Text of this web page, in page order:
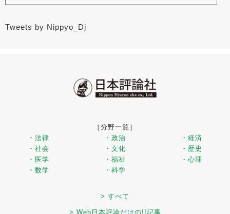
Tweets by Nippyo_Dj
［分野一覧］
・法律
・政治
・経済
・社会
・文化
・歴史
・医学
・福祉
・心理
・数学
・科学
> すべて
> Web日本評論だけの!!記事